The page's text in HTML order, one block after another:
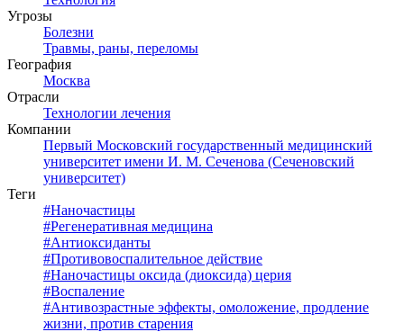
Угрозы
Болезни
Травмы, раны, переломы
География
Москва
Отрасли
Технологии лечения
Компании
Первый Московский государственный медицинский
университет имени И. М. Сеченова (Сеченовский
университет)
Теги
#Наночастицы
#Регенеративная медицина
#Антиоксиданты
#Противовоспалительное действие
#Наночастицы оксида (диоксида) церия
#Воспаление
#Антивозрастные эффекты, омоложение, продление
жизни, против старения